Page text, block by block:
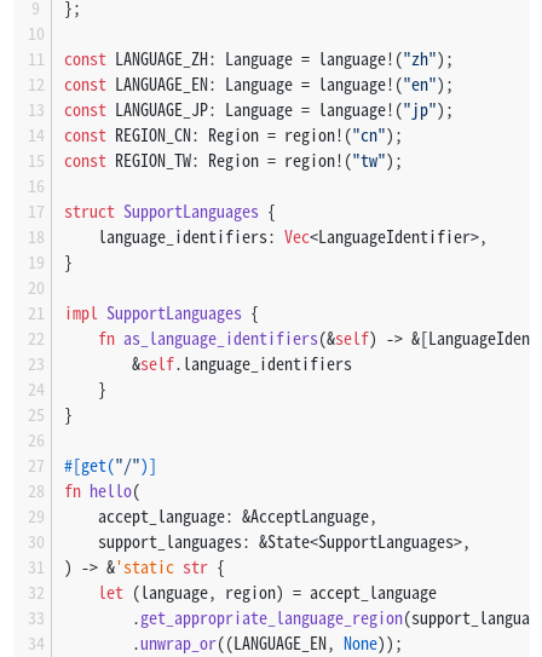
};
const LANGUAGE_ZH: Language = language!("zh");
const LANGUAGE_EN: Language = language!("en");
const LANGUAGE_JP: Language = language!("jp");
const REGION_CN: Region = region!("cn");
const REGION_TW: Region = region!("tw");
struct SupportLanguages {
    language_identifiers:
Vec<LanguageIdentifier>,
}
impl SupportLanguages {
fn as_language_identifiers(&self) ->
        &
self.language_identifiers
    }
}
#[get("/")]
fn hello(
    accept_language: &AcceptLanguage,
    support_languages: &State<SupportLanguages>,
) -> &'static str {
let (language, region) = accept_language
        .
get_appropriate_language_region
        .
unwrap_or((LANGUAGE_EN, None));